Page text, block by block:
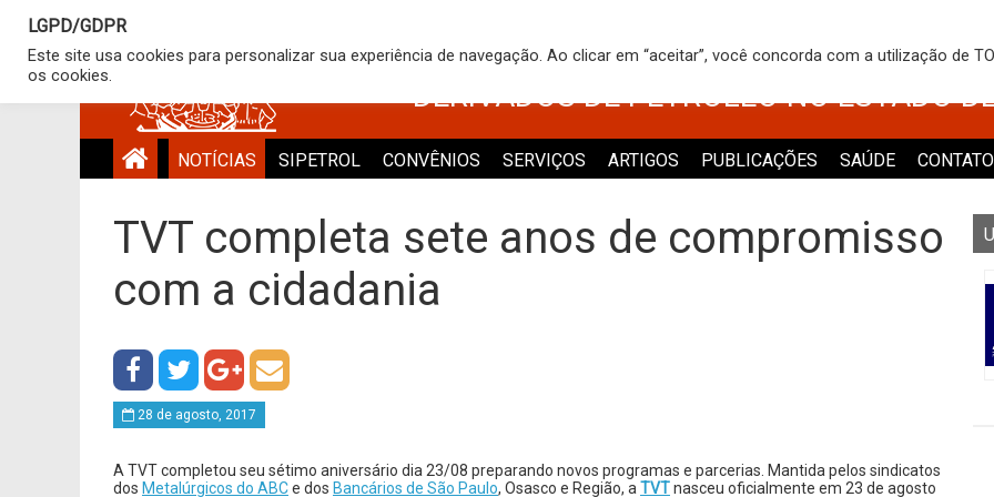
SINDICATO DOS TRABALHADORES NO
DERIVADOS DE PETRÓLEO NO ESTADO
NOTÍCIAS SIPETROL CONVÊNIOS SERVIÇOS ARTIGOS PUBLICAÇÕES SAÚDE CONTATO
TVT completa sete anos de compromisso
com a cidadania
28 de agosto, 2017
A TVT completou seu sétimo aniversário dia 23/08 preparando novos programas e parcerias. Mantida pelos sindicatos
dos Metalúrgicos do ABCe dos Bancários de São Paulo, Osasco e Região, a TVTnasceu oficialmente em 23 de agosto
LGPD/GDPR
Este site usa cookies para personalizar sua experiência de navegação. Ao clicar em “aceitar”, você concorda com a utilização de
os cookies.